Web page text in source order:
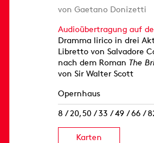
von Gaetano Donizetti
Audioübertragung auf
Dramma lirico in drei
Libretto von Salvadore
nach dem Roman The
von Sir Walter Scott
Opernhaus
8 / 20,50 / 33 / 49 / 66 /
Karten